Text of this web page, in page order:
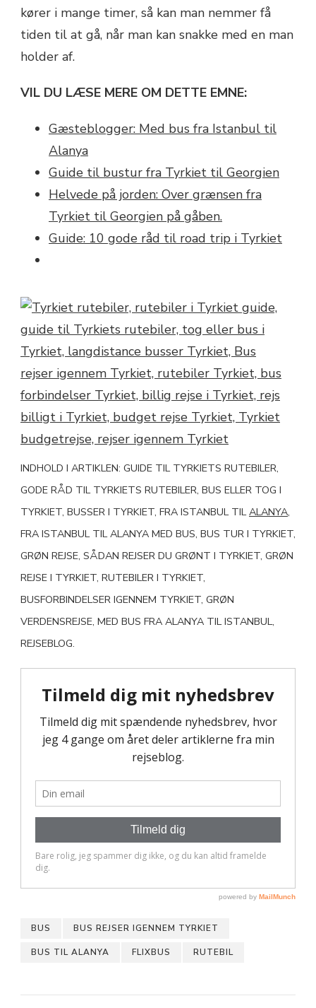
kører i mange timer, så kan man nemmer få
tiden til at gå, når man kan snakke med en man
holder af.
VIL DU LÆSE MERE OM DETTE EMNE:
Gæsteblogger: Med bus fra Istanbul til
Alanya
Guide til bustur fra Tyrkiet til Georgien
Helvede på jorden: Over grænsen fra
Tyrkiet til Georgien på gåben.
Guide: 10 gode råd til road trip i Tyrkiet
INDHOLD I ARTIKLEN: GUIDE TIL TYRKIETS RUTEBILER,
GODE RÅD TIL TYRKIETS RUTEBILER, BUS ELLER TOG I
TYRKIET, BUSSER I TYRKIET, FRA ISTANBUL TILALANYA,
FRA ISTANBUL TIL ALANYA MED BUS, BUS TUR I TYRKIET,
GRØN REJSE, SÅDAN REJSER DU GRØNT I TYRKIET, GRØN
REJSE I TYRKIET, RUTEBILER I TYRKIET,
BUSFORBINDELSER IGENNEM TYRKIET, GRØN
VERDENSREJSE, MED BUS FRA ALANYA TIL ISTANBUL,
REJSEBLOG.
BUS BUS REJSER IGENNEM TYRKIET
BUS TIL ALANYA FLIXBUS RUTEBIL